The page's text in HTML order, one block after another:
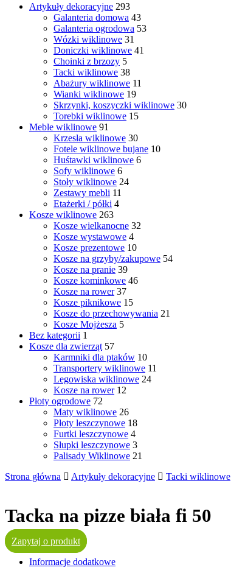
Artykuły dekoracyjne 293
Galanteria domowa 43
Galanteria ogrodowa 53
Wózki wiklinowe 31
Doniczki wiklinowe 41
Choinki z brzozy 5
Tacki wiklinowe 38
Abażury wiklinowe 11
Wianki wiklinowe 19
Skrzynki, koszyczki wiklinowe 30
Torebki wiklinowe 15
Meble wiklinowe 91
Krzesła wiklinowe 30
Fotele wiklinowe bujane 10
Huśtawki wiklinowe 6
Sofy wiklinowe 6
Stoły wiklinowe 24
Zestawy mebli 11
Etażerki / półki 4
Kosze wiklinowe 263
Kosze wielkanocne 32
Kosze wystawowe 4
Kosze prezentowe 10
Kosze na grzyby/zakupowe 54
Kosze na pranie 39
Kosze kominkowe 46
Kosze na rower 37
Kosze piknikowe 15
Kosze do przechowywania 21
Kosze Mojżesza 5
Bez kategorii 1
Kosze dla zwierząt 57
Karmniki dla ptaków 10
Transportery wiklinowe 11
Legowiska wiklinowe 24
Kosze na rower 12
Płoty ogrodowe 72
Maty wiklinowe 26
Płoty leszczynowe 18
Furtki leszczynowe 4
Słupki leszczynowe 3
Palisady Wiklinowe 21
Strona główna
Artykuły dekoracyjne Tacki wiklinowe
Tacka na pizze biała fi 50
Zapytaj o produkt
Informacje dodatkowe